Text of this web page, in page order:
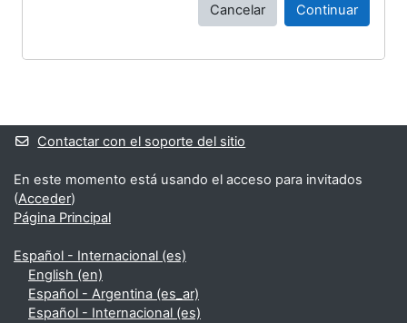
Cancelar Continuar
Bloques suplementarios
Contactar con el soporte del sitio
En este momento está usando el acceso para invitados
(Acceder)
Página Principal
Español - Internacional ‎(es)‎
English ‎(en)‎
Español - Argentina ‎(es_ar)‎
Español - Internacional ‎(es)‎